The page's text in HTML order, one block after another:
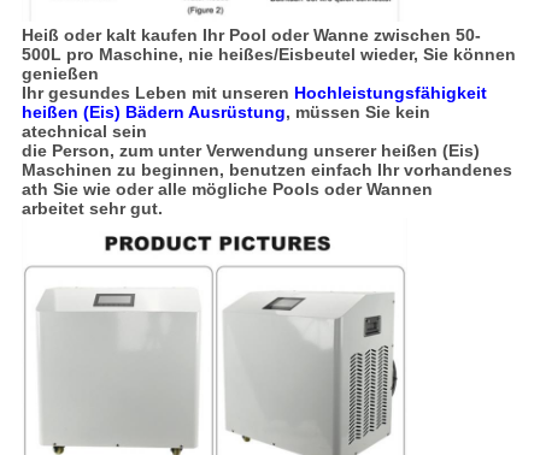
Heiß oder kalt kaufen Ihr Pool oder Wanne zwischen 50-
500L pro Maschine, nie heißes/Eisbeutel wieder, Sie können
genießen
Ihr gesundes Leben mit unseren Hochleistungsfähigkeit
heißen (Eis) Bädern Ausrüstung, müssen Sie kein
atechnical sein
die Person, zum unter Verwendung unserer heißen (Eis)
Maschinen zu beginnen, benutzen einfach Ihr vorhandenes
ath Sie wie oder alle mögliche Pools oder Wannen
arbeitet sehr gut.